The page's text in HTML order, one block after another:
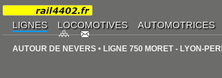
AUTOUR DE NEVERS • LIGNE 750 MORET - LYON-